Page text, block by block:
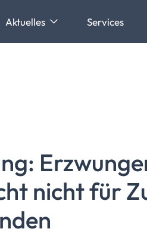
Aktuelles Services
nicht für